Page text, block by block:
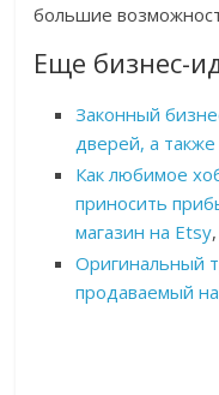
большие
Еще бизнес-
Законный
дверей, а
Как любимое
приносить
магазин на Etsy,
Оригинальный
продаваемый